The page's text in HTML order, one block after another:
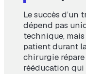
Le succès
dépend pas
technique,
patient durant
chirurgie répare
rééducation